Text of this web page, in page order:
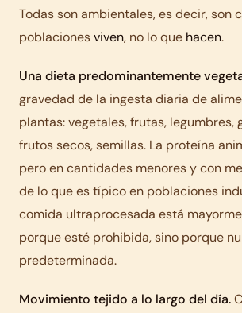
Todas son ambientales, es decir, son
poblacionesviven, no lo que hacen.
Una dieta predominantemente
gravedad de la ingesta diaria de
plantas: vegetales, frutas, legumbres,
frutos secos, semillas. La proteína
pero en cantidades menores y con
de lo que es típico en poblaciones
comida ultraprocesada está
porque esté prohibida, sino porque
predeterminada.
Movimiento tejido a lo largo del día.